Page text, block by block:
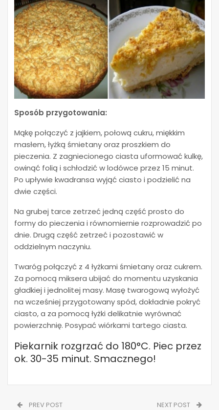
Sposób przygotowania:
Mąkę połączyć z jajkiem, połową cukru, miękkim
masłem, łyżką śmietany oraz proszkiem do
pieczenia. Z zagniecionego ciasta uformować kulkę,
owinąć folią i schłodzić w lodówce przez 15 minut.
Po upływie kwadransa wyjąć ciasto i podzielić na
dwie części.
Na grubej tarce zetrzeć jedną część prosto do
formy do pieczenia i równomiernie rozprowadzić po
dnie. Drugą część zetrzeć i pozostawić w
oddzielnym naczyniu.
Twaróg połączyć z 4 łyżkami śmietany oraz cukrem.
Za pomocą miksera ubijać do momentu uzyskania
gładkiej i jednolitej masy. Masę twarogową wyłożyć
na wcześniej przygotowany spód, dokładnie pokryć
ciasto, a za pomocą łyżki delikatnie wyrównać
powierzchnię. Posypać wiórkami tartego ciasta.
Piekarnik rozgrzać do 180°C. Piec przez
ok. 30-35 minut. Smacznego!
PREV POST NEXT POST